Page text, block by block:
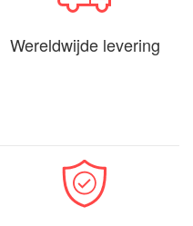
Wereldwijde levering